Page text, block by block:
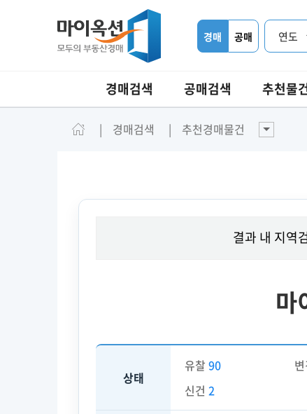
경매 공매
경매검색 공매검색 추천물
경매검색 추천경매물건
결과 내 지역
마
상태
유찰 90
신건 2